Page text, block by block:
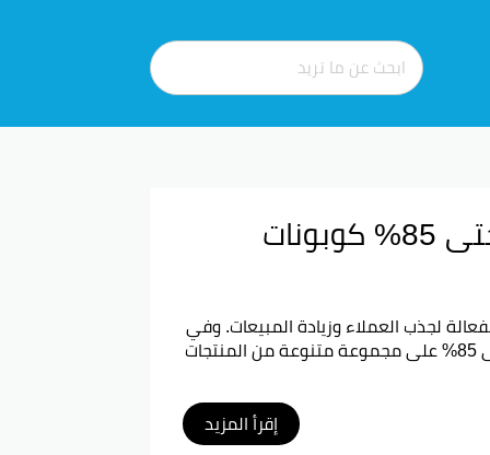
إقرأ المزيد
كود خصم تشلدرن صالون 2026 تخفيضات حتى 85% كوبونات
لجذب العملاء وزيادة المبيعات. وفي
85% على مجموعة متنوعة من المنتجات